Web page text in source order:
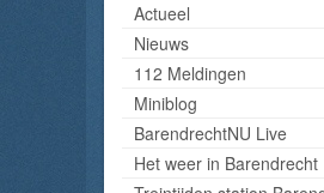
Actueel
Nieuws
112 Meldingen
Miniblog
BarendrechtNU Live
Het weer in Barendrecht